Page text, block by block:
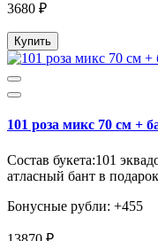
3680 ₽
Купить
101 роза микс 70 см +
Состав букета:101
атласный бант в
Бонусные рубли: +455